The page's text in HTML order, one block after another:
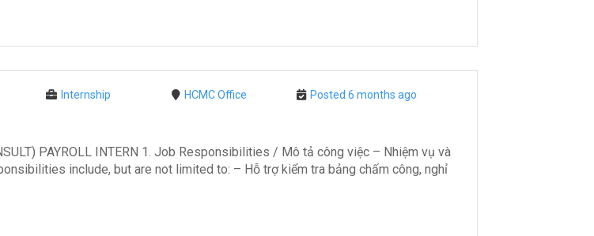
Internship HCMC Office Posted 6 months ago
PAYROLL INTERN 1. Job Responsibilities / Mô tả công việc – Nhiệm vụ và
include, but are not limited to: – Hỗ trợ kiểm tra bảng chấm công, nghỉ